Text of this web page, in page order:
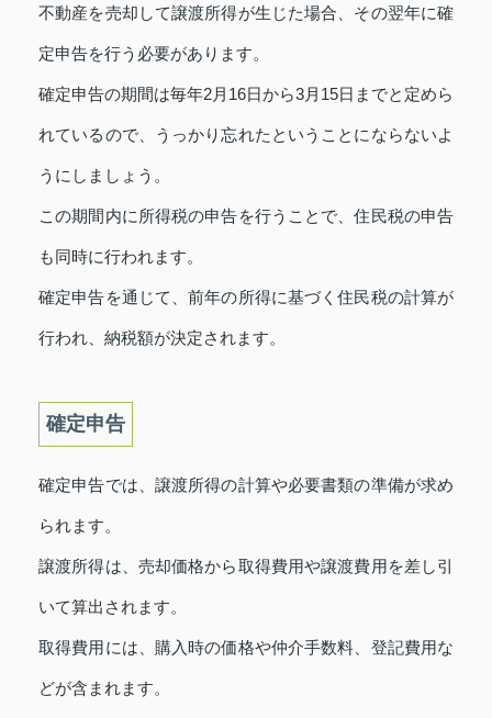
不動産を売却して譲渡所得が生じた場合、その翌年に確
定申告を行う必要があります。
確定申告の期間は毎年2月16日から3月15日までと定めら
れているので、うっかり忘れたということにならないよ
うにしましょう。
この期間内に所得税の申告を行うことで、住民税の申告
も同時に行われます。
確定申告を通じて、前年の所得に基づく住民税の計算が
行われ、納税額が決定されます。
確定申告
確定申告では、譲渡所得の計算や必要書類の準備が求め
られます。
譲渡所得は、売却価格から取得費用や譲渡費用を差し引
いて算出されます。
取得費用には、購入時の価格や仲介手数料、登記費用な
どが含まれます。